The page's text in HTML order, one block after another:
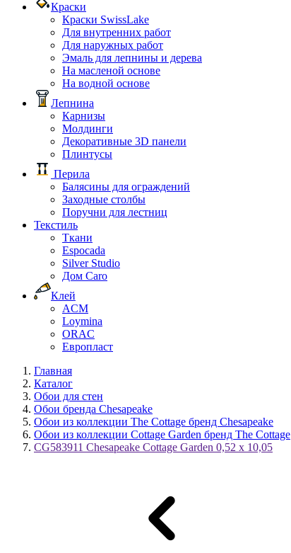
Краски
Краски SwissLake
Для внутренних работ
Для наружных работ
Эмаль для лепнины и дерева
На масленой основе
На водной основе
Лепнина
Карнизы
Молдинги
Декоративные 3D панели
Плинтусы
Перила
Балясины для ограждений
Заходные столбы
Поручни для лестниц
Текстиль
Ткани
Espocada
Silver Studio
Дом Caro
Клей
ACM
Loymina
ORAC
Европласт
Главная
Каталог
Обои для стен
Обои бренда Chesapeake
Обои из коллекции The Cottage бренд Chesapeake
Обои из коллекции Cottage Garden бренд The Cottage
CG583911 Chesapeake Cottage Garden 0,52 x 10,05